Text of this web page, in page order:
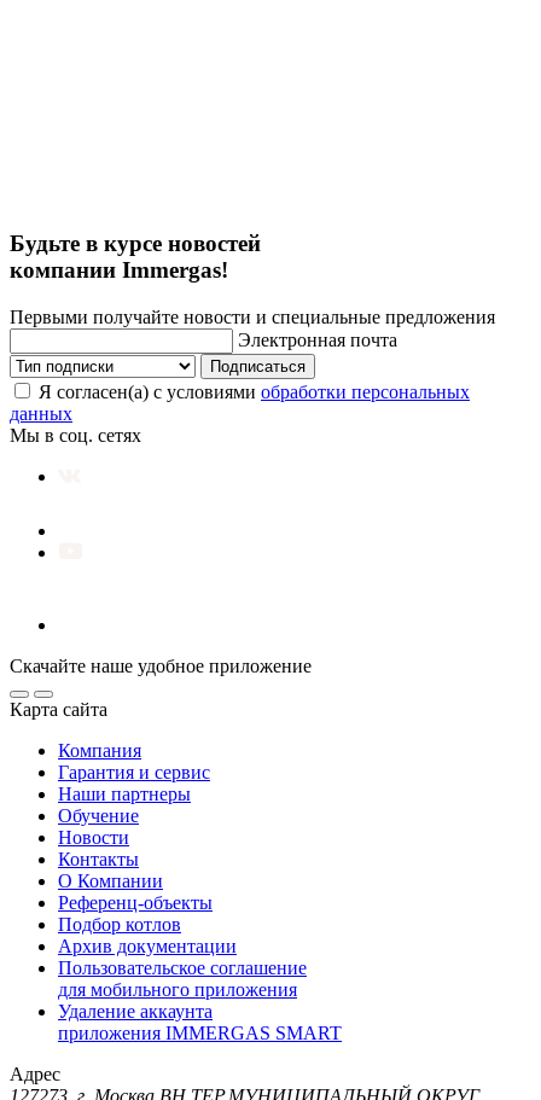
Будьте в курсе новостей
компании Immergas!
Первыми получайте новости и специальные предложения
Электронная почта
Подписаться
Я согласен(а) с условиями обработки персональных
данных
Мы в соц. сетях
Скачайте наше удобное приложение
Карта сайта
Компания
Гарантия и сервис
Наши партнеры
Обучение
Новости
Контакты
О Компании
Референц-объекты
Подбор котлов
Архив документации
Пользовательское соглашение
для мобильного приложения
Удаление аккаунта
приложения IMMERGAS SMART
Адрес
127273, г. Москва ВН.ТЕР.МУНИЦИПАЛЬНЫЙ ОКРУГ